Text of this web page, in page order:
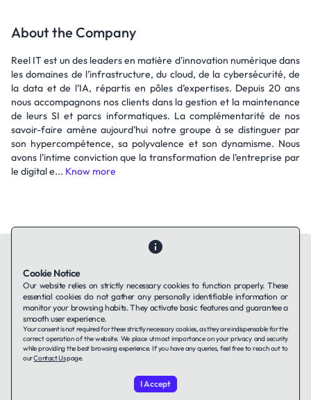
About the Company
Reel IT est un des leaders en matière d'innovation numérique dans
les domaines de l’infrastructure, du cloud, de la cybersécurité, de
la data et de l’IA, répartis en pôles d’expertises. Depuis 20 ans
nous accompagnons nos clients dans la gestion et la maintenance
de leurs SI et parcs informatiques. La complémentarité de nos
savoir-faire amène aujourd’hui notre groupe à se distinguer par
son hypercompétence, sa polyvalence et son dynamisme. Nous
avons l’intime conviction que la transformation de l’entreprise par
le digital e... Know more
Contact UsAbout UsCompanies using TAFFinPrivacy Policy
Terms of Service
LinkedIn
© 2026 TAFFin.Tech. All rights reserved.
Cookie Notice
Our website relies on strictly necessary cookies to function properly. These
essential cookies do not gather any personally identifiable information or
monitor your browsing habits. They activate basic features and guarantee a
smooth user experience.
Your consent is not required for these strictly necessary cookies, as they are indispensable for the
correct operation of the website. We place utmost importance on your privacy and security
while providing the best browsing experience. If you have any queries, feel free to reach out to
ourContact Uspage.
I Accept